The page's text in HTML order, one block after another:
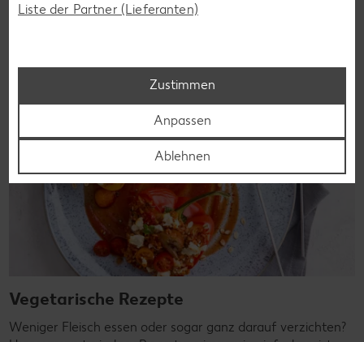
Rezepte entdecken
Vegetarische Rezepte
Weniger Fleisch essen oder sogar ganz darauf verzichten?
Liste der Partner (Lieferanten)
Zustimmen
Anpassen
Ablehnen